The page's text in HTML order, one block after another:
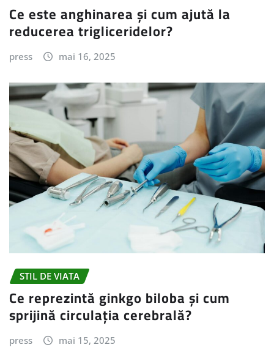
Ce este anghinarea și cum ajută la
reducerea trigliceridelor?
press mai 16, 2025
STIL DE VIATA
Ce reprezintă ginkgo biloba și cum
sprijină circulația cerebrală?
press mai 15, 2025